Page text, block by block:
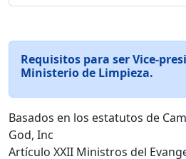
Requisitos para ser Vice-
Ministerio de Limpieza.
Basados en los estatutos de
God, Inc
Artículo XXII Ministros del